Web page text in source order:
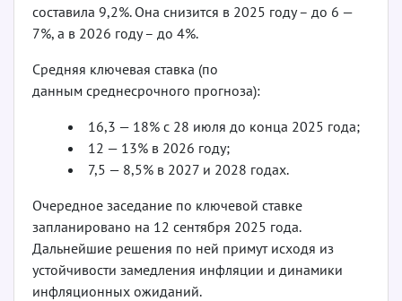
составила 9,2%. Она снизится в 2025 году – до 6 —
7%, а в 2026 году – до 4%.
Средняя ключевая ставка (по
данным среднесрочного прогноза):
16,3 — 18% с 28 июля до конца 2025 года;
12 — 13% в 2026 году;
7,5 — 8,5% в 2027 и 2028 годах.
Очередное заседание по ключевой ставке
запланировано на 12 сентября 2025 года.
Дальнейшие решения по ней примут исходя из
устойчивости замедления инфляции и динамики
инфляционных ожиданий.